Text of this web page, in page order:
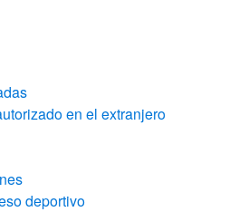
en el extranjero
deportivo